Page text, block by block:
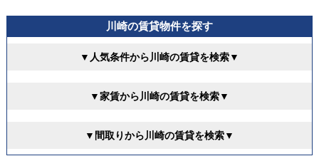
川崎の賃貸物件を探す
▼人気条件から川崎の賃貸を検索▼
▼家賃から川崎の賃貸を検索▼
▼間取りから川崎の賃貸を検索▼